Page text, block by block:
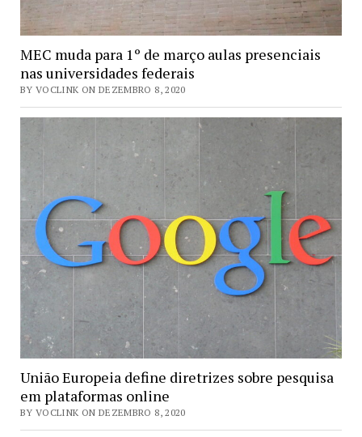
MEC muda para 1º de março aulas presenciais
nas universidades federais
BY VOCLINK ON DEZEMBRO 8, 2020
União Europeia define diretrizes sobre pesquisa
em plataformas online
BY VOCLINK ON DEZEMBRO 8, 2020